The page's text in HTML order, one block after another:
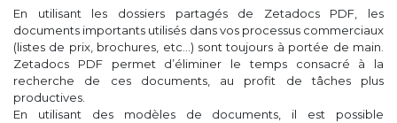
En utilisant les dossiers partagés de Zetadocs PDF, les
documents importants utilisés dans vos processus commerciaux
(listes de prix, brochures, etc…) sont toujours à portée de main.
Zetadocs PDF permet d’éliminer le temps consacré à la
recherche de ces documents, au profit de tâches plus
productives.
En utilisant des modèles de documents, il est possible